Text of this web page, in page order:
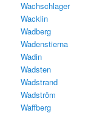
Wachschlager
Wacklin
Wadberg
Wadenstierna
Wadin
Wadsten
Wadstrand
Wadström
Waffberg